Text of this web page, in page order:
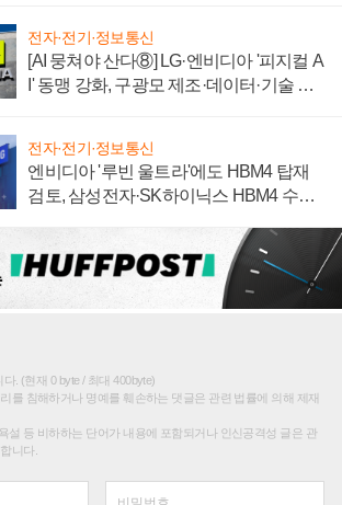
전자·전기·정보통신
[AI 뭉쳐야 산다⑧] LG·엔비디아 '피지컬 A
I' 동맹 강화, 구광모 제조·데이터·기술 결
전자·전기·정보통신
엔비디아 '루빈 울트라'에도 HBM4 탑재
검토, 삼성전자·SK하이닉스 HBM4 수율
. (현재 0 byte / 최대 400byte)
를 침해하거나 명예를 훼손하는 댓글은 관련 법률에 의해 제재
설 등 비하하는 단어가 내용에 포함되거나 인신공격성 글은 관
니다.